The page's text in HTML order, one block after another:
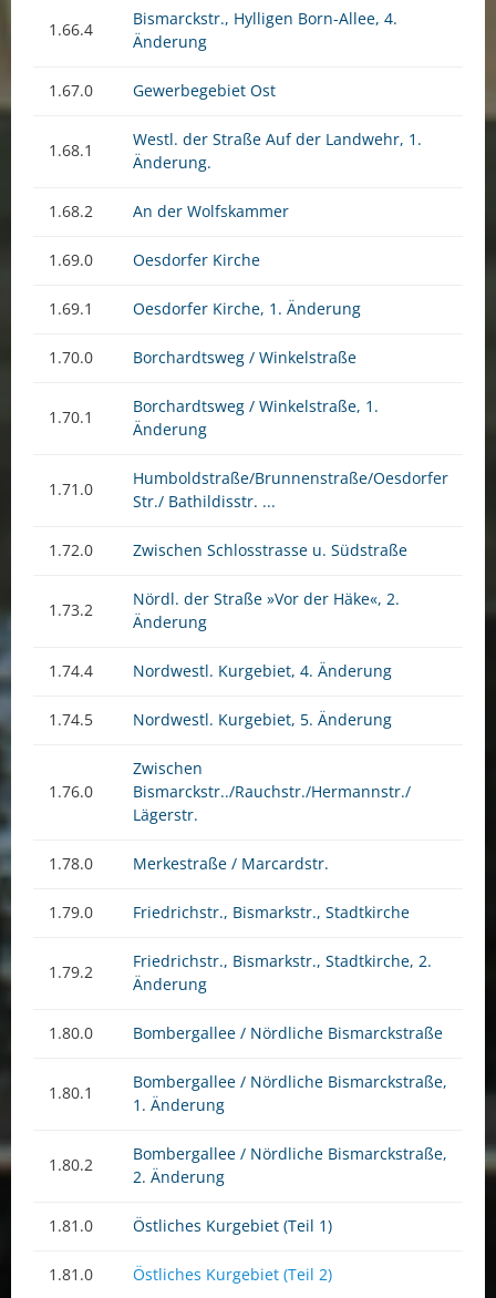
1.66.4
Bismarckstr., Hylligen Born-Allee, 4.
Änderung
1.67.0 Gewerbegebiet Ost
1.68.1
Westl. der Straße Auf der Landwehr, 1.
Änderung.
1.68.2 An der Wolfskammer
1.69.0 Oesdorfer Kirche
1.69.1 Oesdorfer Kirche, 1. Änderung
1.70.0 Borchardtsweg / Winkelstraße
1.70.1
Borchardtsweg / Winkelstraße, 1.
Änderung
1.71.0
Humboldstraße/Brunnenstraße/Oesdorfer
Str./ Bathildisstr. ...
1.72.0 Zwischen Schlosstrasse u. Südstraße
1.73.2
Nördl. der Straße »Vor der Häke«, 2.
Änderung
1.74.4 Nordwestl. Kurgebiet, 4. Änderung
1.74.5 Nordwestl. Kurgebiet, 5. Änderung
1.76.0
Zwischen
Bismarckstr../Rauchstr./Hermannstr./
Lägerstr.
1.78.0 Merkestraße / Marcardstr.
1.79.0 Friedrichstr., Bismarkstr., Stadtkirche
1.79.2
Friedrichstr., Bismarkstr., Stadtkirche, 2.
Änderung
1.80.0 Bombergallee / Nördliche Bismarckstraße
1.80.1
Bombergallee / Nördliche Bismarckstraße,
1. Änderung
1.80.2
Bombergallee / Nördliche Bismarckstraße,
2. Änderung
1.81.0 Östliches Kurgebiet (Teil 1)
1.81.0 Östliches Kurgebiet (Teil 2)